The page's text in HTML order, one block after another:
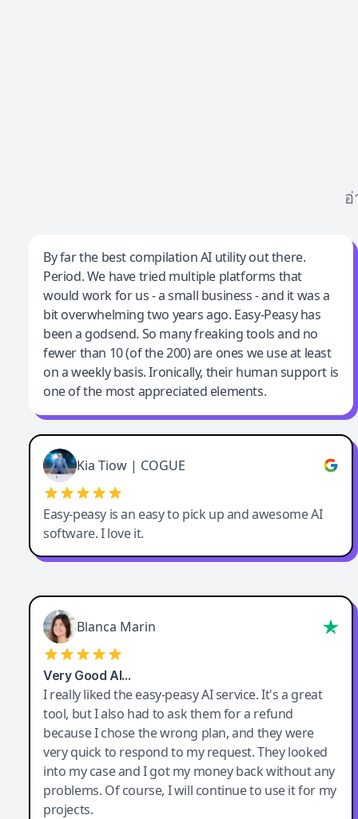
Jeff Wilson
By far the best compilation AI utility
By far the best compilation AI utility out there.
Period. We have tried multiple platforms that
would work for us - a small business - and it was a
bit overwhelming two years ago. Easy-Peasy has
been a godsend. So many freaking tools and no
fewer than 10 (of the 200) are ones we use at least
on a weekly basis. Ironically, their human support is
one of the most appreciated elements.
Kia Tiow | COGUE
Easy-peasy is an easy to pick up and awesome AI
software. I love it.
Blanca Marin
Very Good AI…
I really liked the easy-peasy AI service. It's a great
tool, but I also had to ask them for a refund
because I chose the wrong plan, and they were
very quick to respond to my request. They looked
into my case and I got my money back without any
problems. Of course, I will continue to use it for my
projects.